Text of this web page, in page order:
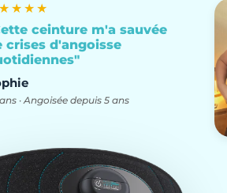
ceinture m'a sauvée
crises d'angoisse
· Angoisée depuis 5 ans